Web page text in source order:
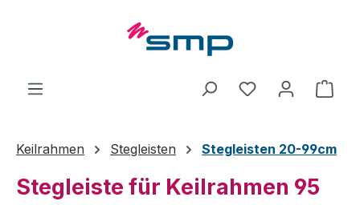
Zum Hauptinhalt springen
Keilrahmen Stegleisten Stegleisten 20-99cm
Stegleiste für Keilrahmen 95